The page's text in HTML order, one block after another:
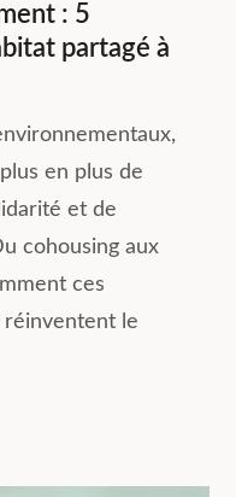
: 5
partagé à
en plus de
et de
cohousing aux
ces
réinventent le